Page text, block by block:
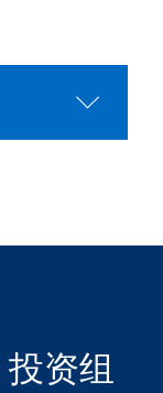
投资组